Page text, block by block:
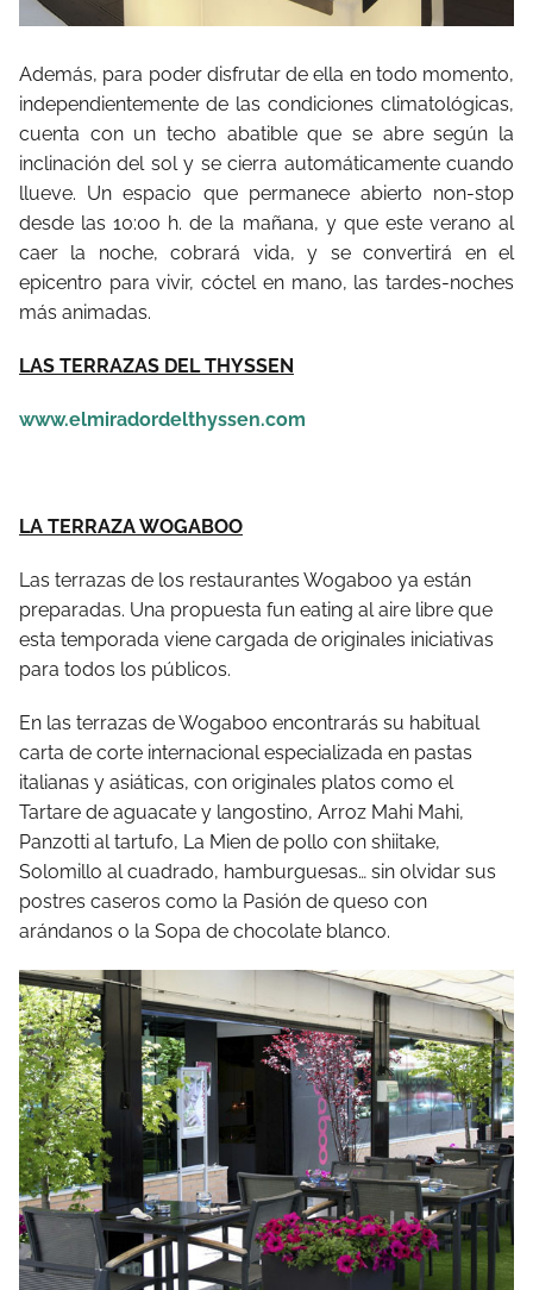
Además, para poder disfrutar de ella en todo momento,
independientemente de las condiciones climatológicas,
cuenta con un techo abatible que se abre según la
inclinación del sol y se cierra automáticamente cuando
llueve. Un espacio que permanece abierto non-stop
desde las 10:00 h. de la mañana, y que este verano al
caer la noche, cobrará vida, y se convertirá en el
epicentro para vivir, cóctel en mano, las tardes-noches
más animadas.
LAS TERRAZAS DEL THYSSEN
www.elmiradordelthyssen.com
LA TERRAZA WOGABOO
Las terrazas de los restaurantes Wogaboo ya están
preparadas. Una propuesta fun eating al aire libre que
esta temporada viene cargada de originales iniciativas
para todos los públicos.
En las terrazas de Wogaboo encontrarás su habitual
carta de corte internacional especializada en pastas
italianas y asiáticas, con originales platos como el
Tartare de aguacate y langostino, Arroz Mahi Mahi,
Panzotti al tartufo, La Mien de pollo con shiitake,
Solomillo al cuadrado, hamburguesas… sin olvidar sus
postres caseros como la Pasión de queso con
arándanos o la Sopa de chocolate blanco.